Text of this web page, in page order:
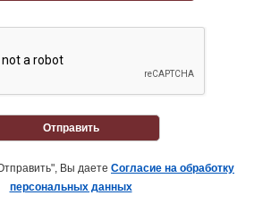
Отправить
Вы даете Согласие на обработку
персональных данных